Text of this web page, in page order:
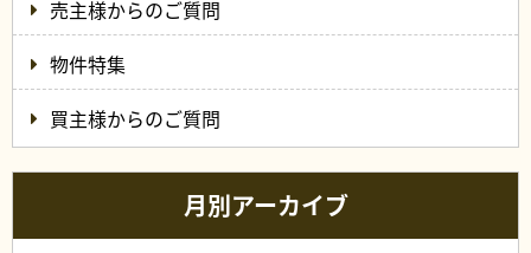
売主様からのご質問
物件特集
買主様からのご質問
月別アーカイブ